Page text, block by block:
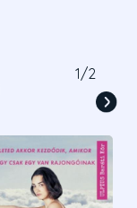
1/2